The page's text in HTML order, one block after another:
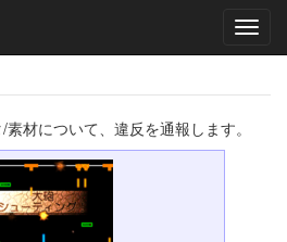
材について、違反を通報します。